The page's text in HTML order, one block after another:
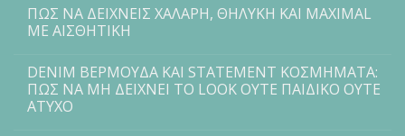
ΠΩΣ ΝΑ ΔΕΙΧΝΕΙΣ ΧΑΛΑΡΗ, ΘΗΛΥΚΗ ΚΑΙ MAXIMAL
ΜΕ ΑΙΣΘΗΤΙΚΗ
DENIM ΒΕΡΜΟΥΔΑ ΚΑΙ STATEMENT ΚΟΣΜΗΜΑΤΑ:
ΠΩΣ ΝΑ ΜΗ ΔΕΙΧΝΕΙ ΤΟ LOOK ΟΥΤΕ ΠΑΙΔΙΚΟ ΟΥΤΕ
ΑΤΥΧΟ